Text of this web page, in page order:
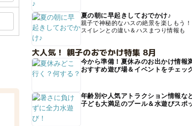
夏の朝に早起きしておでかけ♪
親子で神秘的なハスの絶景を楽しもう！
スイレンとの違い＆ハスまつり情報も
大人気！ 親子のおでかけ特集 8月
今から準備！夏休みのお出かけ情報
おすすめ遊び場＆イベントをチェッ
年齢別や人気アトラクション情報な
子ども大満足のプール＆水遊びスポ